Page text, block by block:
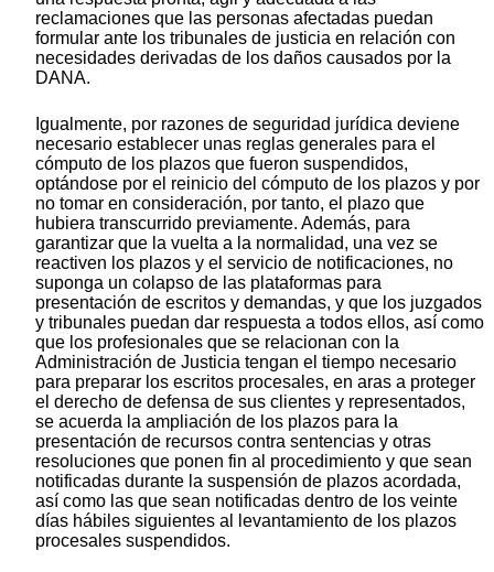
reclamaciones que las personas afectadas puedan
formular ante los tribunales de justicia en relación con
necesidades derivadas de los daños causados por la
DANA.
Igualmente, por razones de seguridad jurídica deviene
necesario establecer unas reglas generales para el
cómputo de los plazos que fueron suspendidos,
optándose por el reinicio del cómputo de los plazos y por
no tomar en consideración, por tanto, el plazo que
hubiera transcurrido previamente. Además, para
garantizar que la vuelta a la normalidad, una vez se
reactiven los plazos y el servicio de notificaciones, no
suponga un colapso de las plataformas para
presentación de escritos y demandas, y que los juzgados
y tribunales puedan dar respuesta a todos ellos, así como
que los profesionales que se relacionan con la
Administración de Justicia tengan el tiempo necesario
para preparar los escritos procesales, en aras a proteger
el derecho de defensa de sus clientes y representados,
se acuerda la ampliación de los plazos para la
presentación de recursos contra sentencias y otras
resoluciones que ponen fin al procedimiento y que sean
notificadas durante la suspensión de plazos acordada,
así como las que sean notificadas dentro de los veinte
días hábiles siguientes al levantamiento de los plazos
procesales suspendidos.